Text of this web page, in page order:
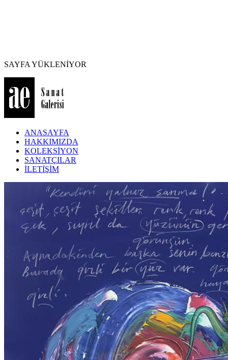
SAYFA YÜKLENİYOR
ANASAYFA
HAKKIMIZDA
KOLEKSİYON
SANATÇILAR
İLETİŞİM